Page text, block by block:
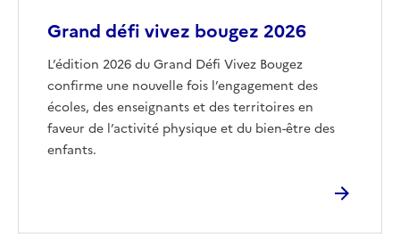
Grand défi vivez bougez 2026
L’édition 2026 du Grand Défi Vivez Bougez
confirme une nouvelle fois l’engagement des
écoles, des enseignants et des territoires en
faveur de l’activité physique et du bien-être des
enfants.